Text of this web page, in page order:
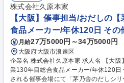
件へアサインすることもあります。 【
トを行うポジションやエンジニアとし
望に沿ったキャリアを支援します。 募集職種 第二新卒未経験歓迎【大阪/I
Tエンジニア】月残業30H以下/在宅勤務
株式会社久原本家
【大阪】催事担当/おだしの
食品メーカー/年休120日 その
月給27万5000円～34万5000円
大阪府大阪市浪速区
企業名 株式会社久原本家 求人名 【大阪】催事担当/おだしの【茅乃舎】創
業130年目総合食品メーカー/年休120日 仕事の内容 全国の百貨店で開催
される催事会場にて「茅乃舎のだしシ